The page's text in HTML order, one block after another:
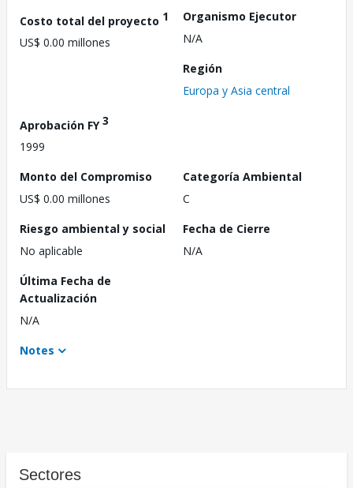
Costo total del proyecto 1
US$ 0.00 millones
Organismo Ejecutor
N/A
Región
Europa y Asia central
Aprobación FY3
1999
Monto del Compromiso
US$ 0.00 millones
Categoría Ambiental
C
Riesgo ambiental y social
No aplicable
Fecha de Cierre
N/A
Última Fecha de
Actualización
N/A
Notes
Sectores